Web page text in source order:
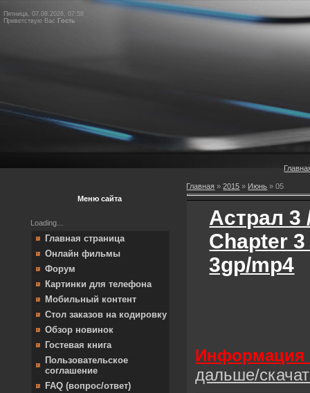
Пятница, 07.08.2026, 07:58
Приветствую Вас Гость
Меню сайта
Loading...
Главная страница
Онлайн фильмы
Форум
Картинки для телефона
Мобильный контент
Стол заказов на кодировку
Обзор новинок
Гостевая книга
Пользовательское
соглашение
FAQ (вопрос/ответ)
Главная »2015 » Июнь » 05
Астрал 3
Chapter
3gp/mp4
дальше/